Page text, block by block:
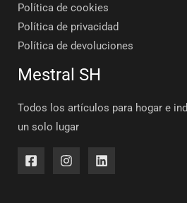
Política de cookies
Política de privacidad
Política de devoluciones
Mestral SH
Todos los artículos para hogar e
un solo lugar